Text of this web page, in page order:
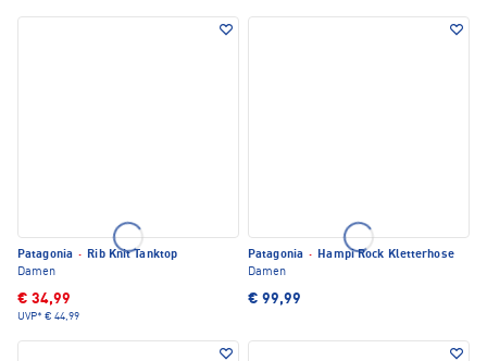
Patagonia · Rib Knit Tanktop
Damen
€ 34,99
UVP* € 44,99
Patagonia · Hampi Rock Kletterhose
Damen
€ 99,99